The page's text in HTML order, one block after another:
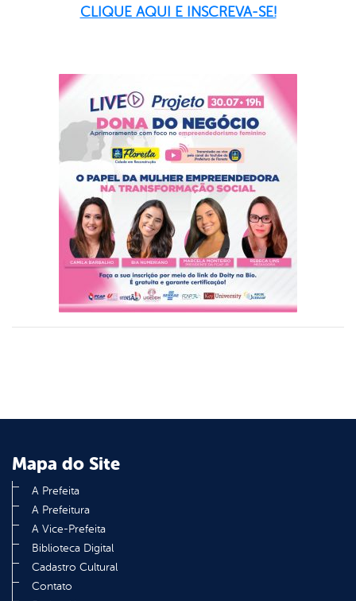
CLIQUE AQUI E INSCREVA-SE!
Mapa do Site
A Prefeita
A Prefeitura
A Vice-Prefeita
Biblioteca Digital
Cadastro Cultural
Contato